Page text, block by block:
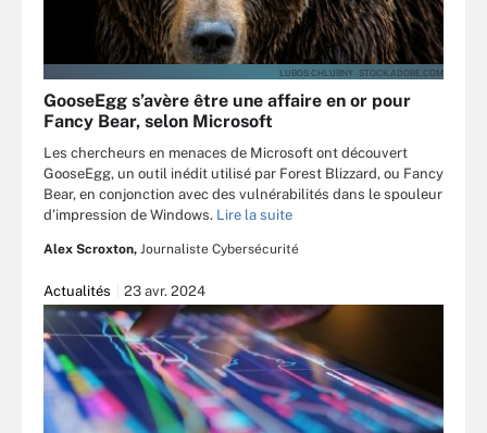
LUBOS CHLUBNY - STOCK.ADOBE.COM
GooseEgg s’avère être une affaire en or pour
Fancy Bear, selon Microsoft
Les chercheurs en menaces de Microsoft ont découvert
GooseEgg, un outil inédit utilisé par Forest Blizzard, ou Fancy
Bear, en conjonction avec des vulnérabilités dans le spouleur
d’impression de Windows. Lire la suite
Alex Scroxton, Journaliste Cybersécurité
Actualités 23 avr. 2024